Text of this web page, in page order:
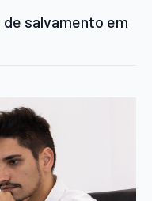
salvamento em